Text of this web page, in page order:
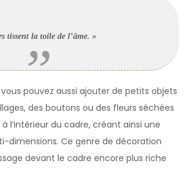
tissent la toile de l’âme. »
vous pouvez aussi ajouter de petits objets
des boutons ou des fleurs séchées
l’intérieur du cadre, créant ainsi une
dimensions. Ce genre de décoration
devant le cadre encore plus riche